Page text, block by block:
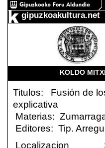
gipuzkoakultura.net
KOLDO
Titulos: Fusión de
explicativa
Materias:
Editores: Tip.
Localizacion